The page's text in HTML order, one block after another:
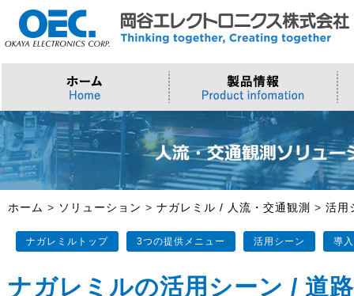
プロセッサ
>Intel (IoT/Embedded)
>Intel (PC)
>Intel Arc Graphics
ソフトウェア・クラウド
>Microsoft Azure
>Windows IoT
>Trellix
>AI・IoTソリューション
>インテル IoTソリューション
>評価開発キット
>LLMソリューション
スマートシティ・DX
>ナガレミル / 人流・交通
>会社概要 >トップメッセージ
>製品・御見積お問い合わせ >その他・採用お問い合わせ
ホーム > ソリューション > ナガレミル / 人流・交通観測 > 活用
ナガレミルトップ 3つの提供メニュー 活用シーン 導
ナガレミルの活用シーン / 道